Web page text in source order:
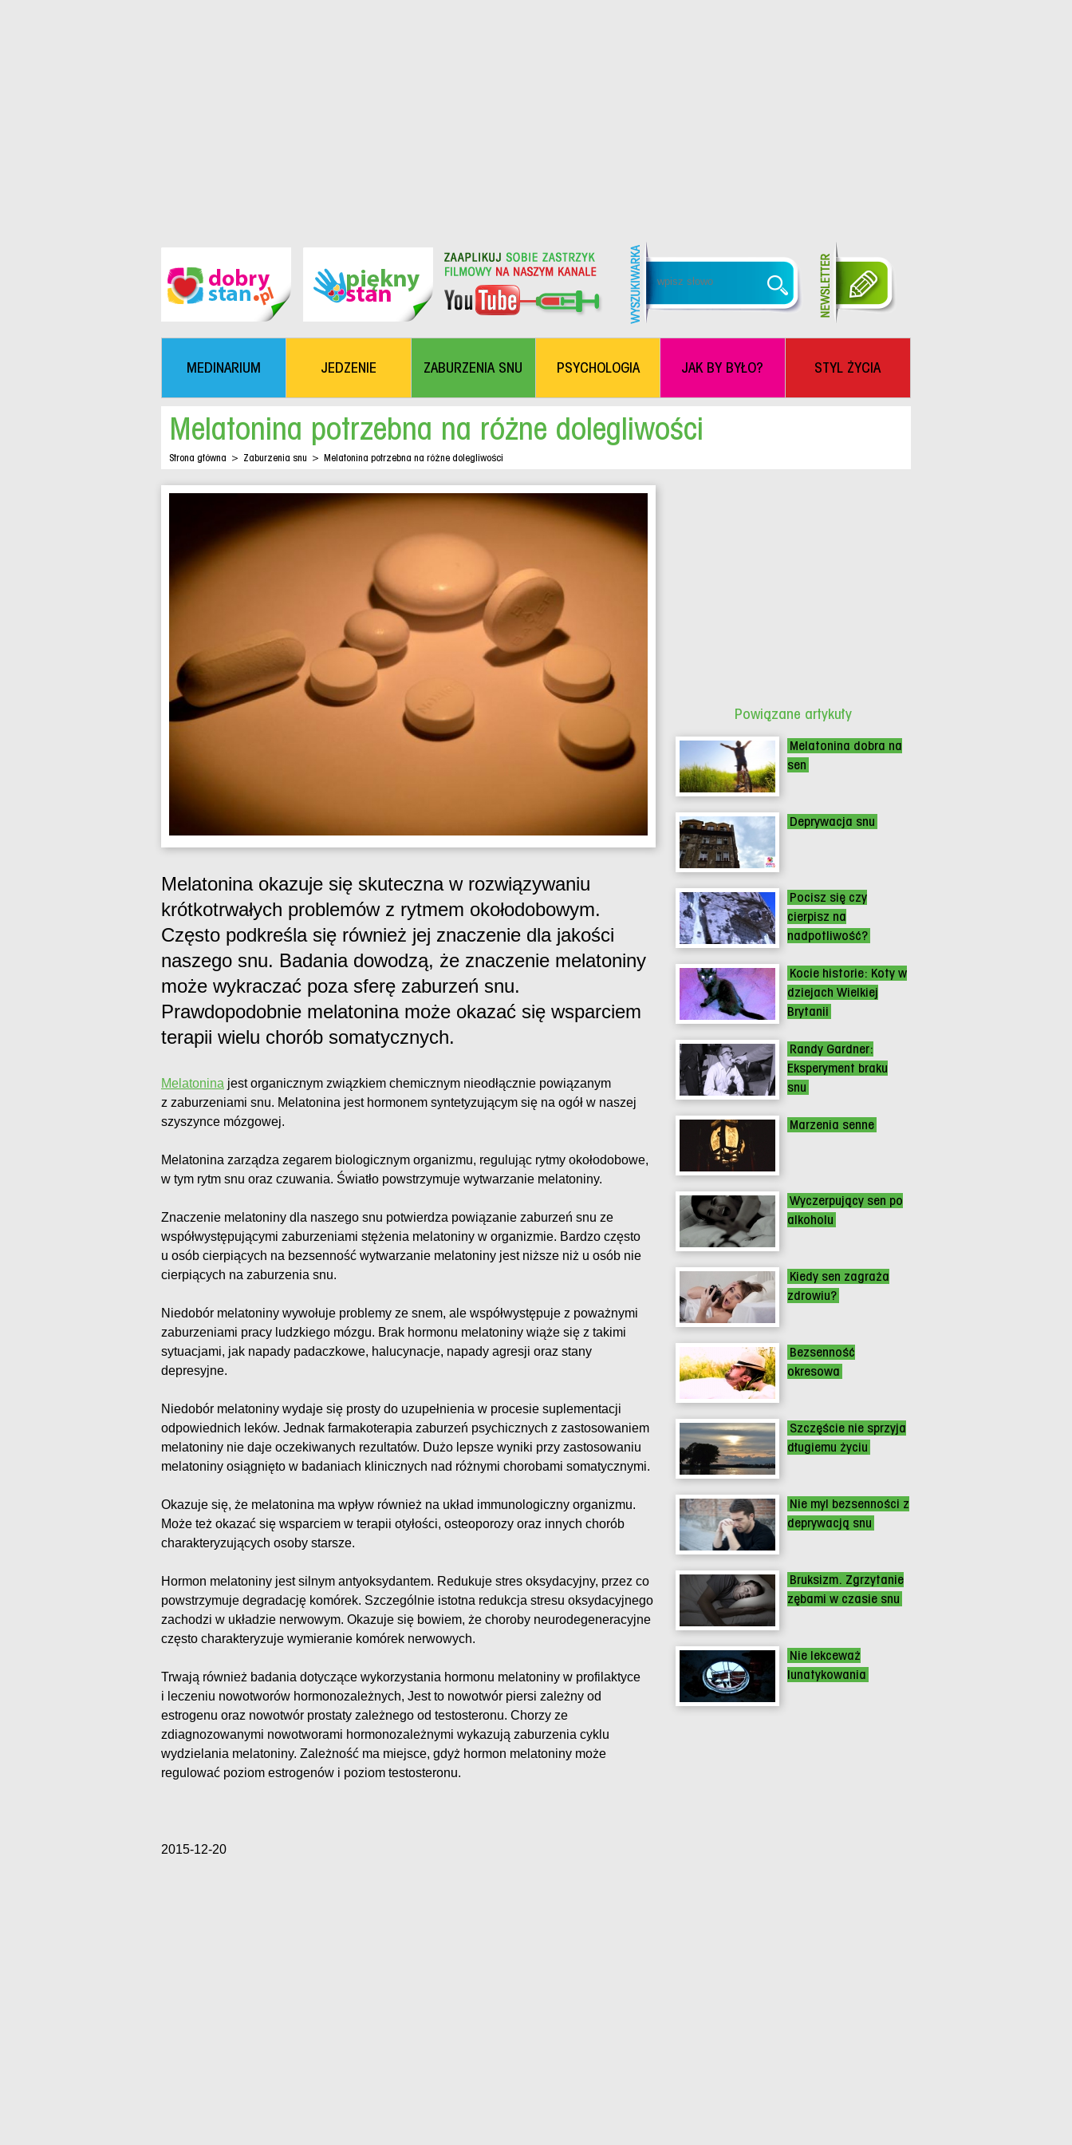
MEDINARIUM JEDZENIE ZABURZENIA SNU PSYCHOLOGIA JAK BY BYŁO? STYL ŻYCIA
Melatonina potrzebna na różne dolegliwości
Strona główna > Zaburzenia snu > Melatonina potrzebna na różne dolegliwości
Melatonina okazuje się skuteczna w rozwiązywaniu
krótkotrwałych problemów z rytmem okołodobowym.
Często podkreśla się również jej znaczenie dla jakości
naszego snu. Badania dowodzą, że znaczenie melatoniny
może wykraczać poza sferę zaburzeń snu.
Prawdopodobnie melatonina może okazać się wsparciem
terapii wielu chorób somatycznych.
Melatonina jest organicznym związkiem chemicznym nieodłącznie powiązanym
z zaburzeniami snu. Melatonina jest hormonem syntetyzującym się na ogół w naszej
szyszynce mózgowej.
Melatonina zarządza zegarem biologicznym organizmu, regulując rytmy okołodobowe,
w tym rytm snu oraz czuwania. Światło powstrzymuje wytwarzanie melatoniny.
Znaczenie melatoniny dla naszego snu potwierdza powiązanie zaburzeń snu ze
współwystępującymi zaburzeniami stężenia melatoniny w organizmie. Bardzo często
u osób cierpiących na bezsenność wytwarzanie melatoniny jest niższe niż u osób nie
cierpiących na zaburzenia snu.
Niedobór melatoniny wywołuje problemy ze snem, ale współwystępuje z poważnymi
zaburzeniami pracy ludzkiego mózgu. Brak hormonu melatoniny wiąże się z takimi
sytuacjami, jak napady padaczkowe, halucynacje, napady agresji oraz stany
depresyjne.
Niedobór melatoniny wydaje się prosty do uzupełnienia w procesie suplementacji
odpowiednich leków. Jednak farmakoterapia zaburzeń psychicznych z zastosowaniem
melatoniny nie daje oczekiwanych rezultatów. Dużo lepsze wyniki przy zastosowaniu
melatoniny osiągnięto w badaniach klinicznych nad różnymi chorobami somatycznymi.
Okazuje się, że melatonina ma wpływ również na układ immunologiczny organizmu.
Może też okazać się wsparciem w terapii otyłości, osteoporozy oraz innych chorób
charakteryzujących osoby starsze.
Hormon melatoniny jest silnym antyoksydantem. Redukuje stres oksydacyjny, przez co
powstrzymuje degradację komórek. Szczególnie istotna redukcja stresu oksydacyjnego
zachodzi w układzie nerwowym. Okazuje się bowiem, że choroby neurodegeneracyjne
często charakteryzuje wymieranie komórek nerwowych.
Trwają również badania dotyczące wykorzystania hormonu melatoniny w profilaktyce
i leczeniu nowotworów hormonozależnych, Jest to nowotwór piersi zależny od
estrogenu oraz nowotwór prostaty zależnego od testosteronu. Chorzy ze
zdiagnozowanymi nowotworami hormonozależnymi wykazują zaburzenia cyklu
wydzielania melatoniny. Zależność ma miejsce, gdyż hormon melatoniny może
regulować poziom estrogenów i poziom testosteronu.
2015-12-20
Powiązane artykuły
Melatonina dobra na
sen
Deprywacja snu
Pocisz się czy
cierpisz na
nadpotliwość?
Kocie historie: Koty w
dziejach Wielkiej
Brytanii
Randy Gardner:
Eksperyment braku
snu
Marzenia senne
Wyczerpujący sen po
alkoholu
Kiedy sen zagraża
zdrowiu?
Bezsenność
okresowa
Szczęście nie sprzyja
długiemu życiu
Nie myl bezsenności z
deprywacją snu
Bruksizm. Zgrzytanie
zębami w czasie snu
Nie lekceważ
lunatykowania